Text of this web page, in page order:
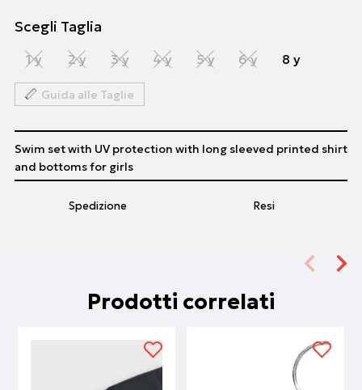
Scegli Taglia
1 y 2 y 3 y 4 y 5 y 6 y 8 y
Guida alle Taglie
Spedizione Resi
Swim set with UV protection with long sleeved printed shirt
and bottoms for girls
Prodotti correlati